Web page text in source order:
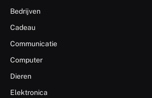
Bedrijven
Cadeau
Communicatie
Computer
Dieren
Elektronica